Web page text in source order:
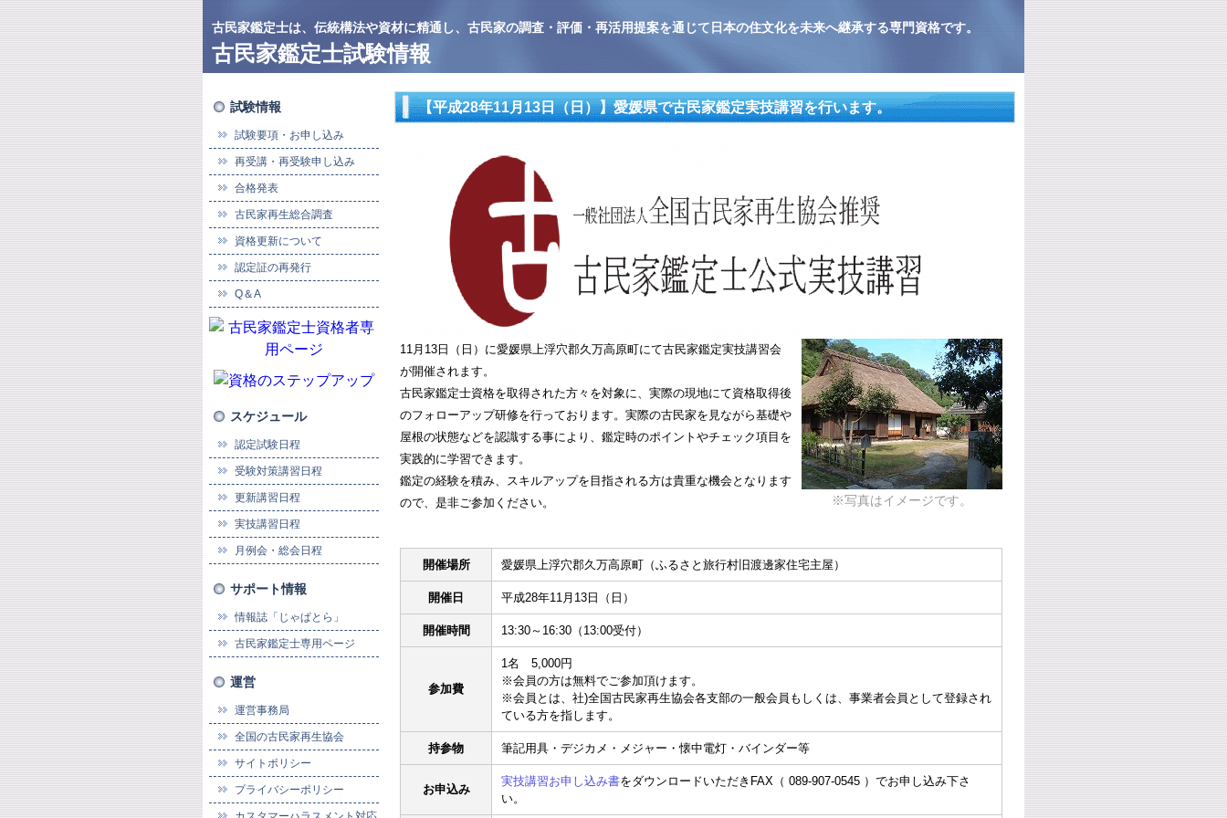
古民家鑑定士は、伝統構法や資材に精通し、古民家の調査・評価・再活用提案を通じて日本の住文化を未来へ継承する専門資格です。
古民家鑑定士試験情報
試験情報
試験要項・お申し込み
再受講・再受験申し込み
合格発表
古民家再生総合調査
資格更新について
認定証の再発行
Q＆A
スケジュール
認定試験日程
受験対策講習日程
更新講習日程
実技講習日程
月例会・総会日程
サポート情報
情報誌「じゃぱとら」
古民家鑑定士専用ページ
運営
運営事務局
全国の古民家再生協会
サイトポリシー
プライバシーポリシー
【平成28年11月13日（日）】愛媛県で古民家鑑定実技講習を行います。
※写真はイメージです。
11月13日（日）に愛媛県上浮穴郡久万高原町にて古民家鑑定実技講習会
が開催されます。
古民家鑑定士資格を取得された方々を対象に、実際の現地にて資格取得後
のフォローアップ研修を行っております。実際の古民家を見ながら基礎や
屋根の状態などを認識する事により、鑑定時のポイントやチェック項目を
実践的に学習できます。
鑑定の経験を積み、スキルアップを目指される方は貴重な機会となります
ので、是非ご参加ください。
開催場所 愛媛県上浮穴郡久万高原町（ふるさと旅行村旧渡邊家住宅主屋）
開催日 平成28年11月13日（日）
開催時間 13:30～16:30（13:00受付）
参加費
1名 5,000円
※会員の方は無料でご参加頂けます。
※会員とは、社)全国古民家再生協会各支部の一般会員もしくは、事業者会員として登録され
ている方を指します。
持参物 筆記用具・デジカメ・メジャー・懐中電灯・バインダー等
お申込み
実技講習お申し込み書をダウンロードいただきFAX（ 089-907-0545 ）でお申し込み下さ
い。